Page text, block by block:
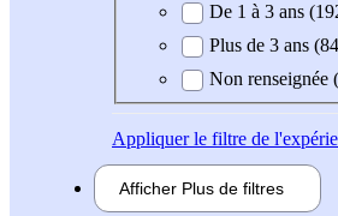
De 1 à 3 ans
Plus de 3 ans
Non renseignée
Appliquerle filtre de
Afficher Plus de filtres